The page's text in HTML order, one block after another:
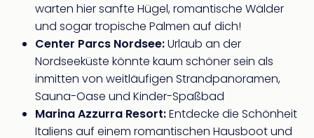
warten hier sanfte Hügel, romantische Wälder
und sogar tropische Palmen auf dich!
Center Parcs Nordsee:Urlaub an der
Nordseeküste könnte kaum schöner sein als
inmitten von weitläufigen Strandpanoramen,
Sauna-Oase und Kinder-Spaßbad
Marina Azzurra Resort:Entdecke die Schönheit
Italiens auf einem romantischen Hausboot und